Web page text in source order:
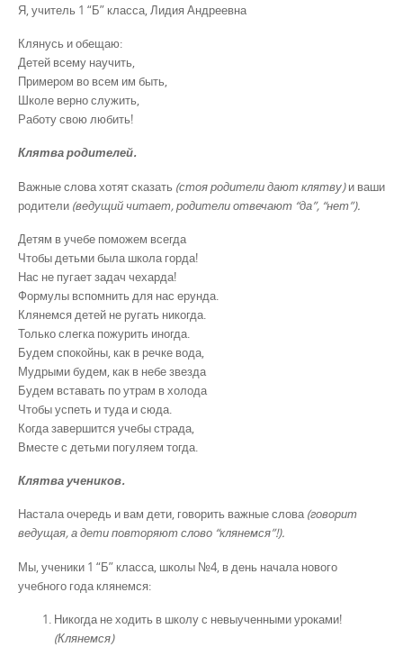
Я, учитель 1 “Б” класса, Лидия Андреевна
Клянусь и обещаю:
Детей всему научить,
Примером во всем им быть,
Школе верно служить,
Работу свою любить!
Клятва родителей.
Важные слова хотят сказать (стоя родители дают клятву)и ваши
родители (ведущий читает, родители отвечают “да”, “нет”).
Детям в учебе поможем всегда
Чтобы детьми была школа горда!
Нас не пугает задач чехарда!
Формулы вспомнить для нас ерунда.
Клянемся детей не ругать никогда.
Только слегка пожурить иногда.
Будем спокойны, как в речке вода,
Мудрыми будем, как в небе звезда
Будем вставать по утрам в холода
Чтобы успеть и туда и сюда.
Когда завершится учебы страда,
Вместе с детьми погуляем тогда.
Клятва учеников.
Настала очередь и вам дети, говорить важные слова(говорит
ведущая, а дети повторяют слово “клянемся”!).
Мы, ученики 1 “Б” класса, школы №4, в день начала нового
учебного года клянемся:
Никогда не ходить в школу с невыученными уроками!
(Клянемся)